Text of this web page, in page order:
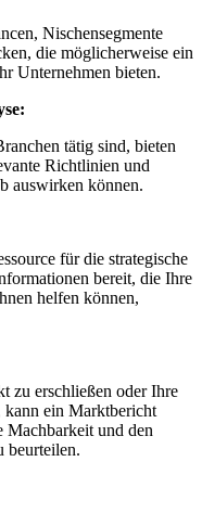
Nischensegmente
die möglicherweise ein
Unternehmen bieten.
tätig sind, bieten
Richtlinien und
auswirken können.
für die strategische
bereit, die Ihre
helfen können,
zu erschließen oder Ihre
kann ein Marktbericht
Machbarkeit und den
beurteilen.